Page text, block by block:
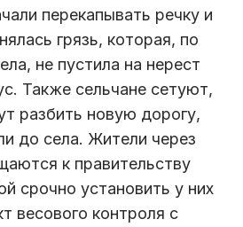
перекапывать речку и
грязь, которая, по
не пустила на нерест
Также сельчане сетуют,
разбить новую дорогу,
до села. Жители через
к правительству
срочно установить у них
весового контроля с